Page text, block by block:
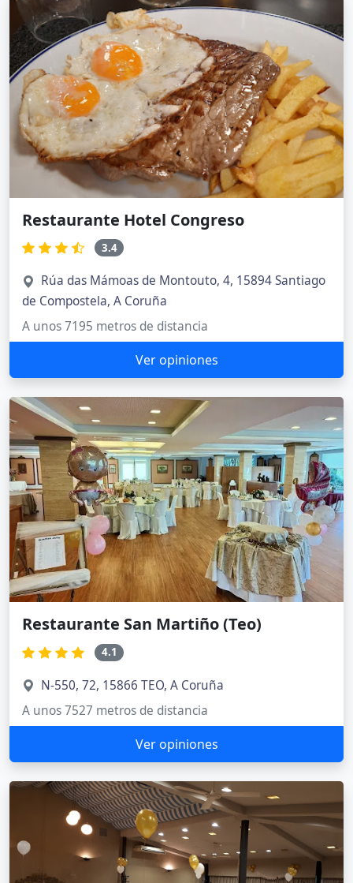
Restaurante Hotel Congreso
3.4
Rúa das Mámoas de Montouto, 4, 15894 Santiago
de Compostela, A Coruña
A unos 7195 metros de distancia
Ver opiniones
Restaurante San Martiño (Teo)
4.1
N-550, 72, 15866 TEO, A Coruña
A unos 7527 metros de distancia
Ver opiniones